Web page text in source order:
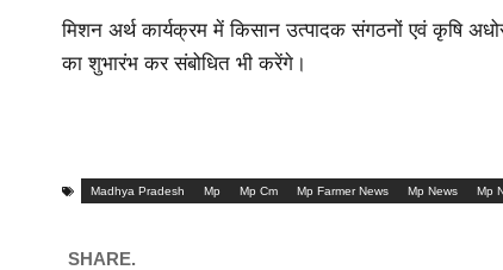
मिशन अर्थ कार्यक्रम में किसान उत्पादक संगठनों एवं कृषि
का शुभारंभ कर संबोधित भी करेंगे।
Madhya Pradesh Mp Mp Cm Mp Farmer News Mp News Mp
SHARE.